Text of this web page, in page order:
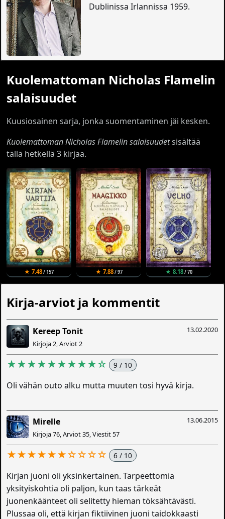
Dublinissa Irlannissa 1959.
Kuolemattoman Nicholas Flamelin
salaisuudet
Kuusiosainen sarja, jonka suomentaminen jäi kesken.
Kuolemattoman Nicholas Flamelin salaisuudetsisältää
tällä hetkellä 3 kirjaa.
★ 7.48/ 157 ★ 7.88/ 97 ★ 8.18/ 70
Kirja-arviot ja kommentit
13.02.2020
Kereep Tonit
Kirjoja 2, Arviot 2
★★★★★★★★★☆ 9 / 10
Oli vähän outo alku mutta muuten tosi hyvä kirja.
13.06.2015
Mirelle
Kirjoja 76, Arviot 35, Viestit 57
★★★★★★☆☆☆☆ 6 / 10
Kirjan juoni oli yksinkertainen. Tarpeettomia
yksityiskohtia oli paljon, kun taas tärkeät
juonenkäänteet oli selitetty hieman töksähtävästi.
Plussaa oli, että kirjan fiktiivinen juoni taidokkaasti